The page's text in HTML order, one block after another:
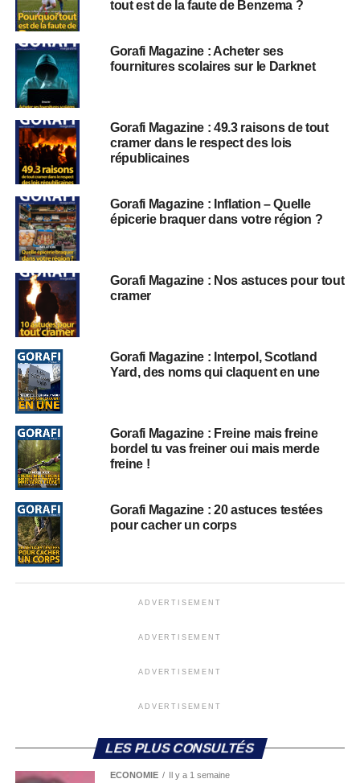
tout est de la faute de Benzema ?
Gorafi Magazine : Acheter ses
fournitures scolaires sur le Darknet
Gorafi Magazine : 49.3 raisons de tout
cramer dans le respect des lois
républicaines
Gorafi Magazine : Inflation – Quelle
épicerie braquer dans votre région ?
Gorafi Magazine : Nos astuces pour tout
cramer
Gorafi Magazine : Interpol, Scotland
Yard, des noms qui claquent en une
Gorafi Magazine : Freine mais freine
bordel tu vas freiner oui mais merde
freine !
Gorafi Magazine : 20 astuces testées
pour cacher un corps
ADVERTISEMENT
ADVERTISEMENT
ADVERTISEMENT
ADVERTISEMENT
LES PLUS CONSULTÉS
ECONOMIE Il y a 1 semaine